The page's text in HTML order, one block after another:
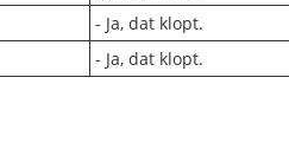
- Ja, dat klopt.
- Ja, dat klopt.